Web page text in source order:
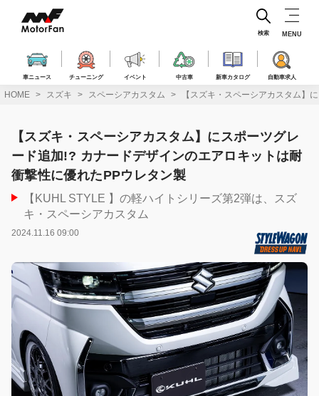
ス
車ニュース チューニング イベント 中古車 新車カタログ 自動車求人
検索 MENU
HOME スズキ スペーシアカスタム 【スズキ・スペーシアカスタム】
【スズキ・スペーシアカスタム】にスポーツグレ
ード追加!? カナードデザインのエアロキットは耐
衝撃性に優れたPPウレタン製
【KUHL STYLE 】の軽ハイトシリーズ第2弾は、スズ
キ・スペーシアカスタム
2024.11.16 09:00